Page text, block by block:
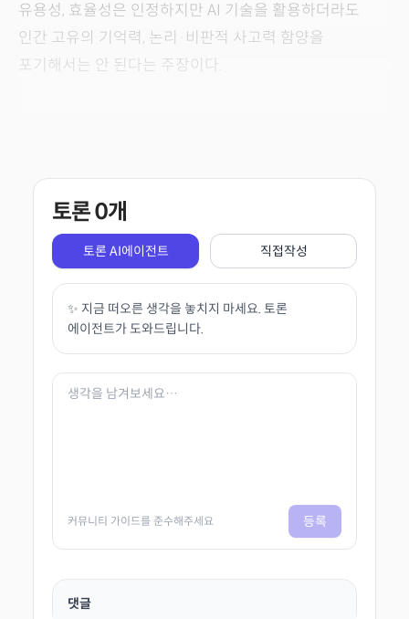
유용성, 효율성은 인정하지만 AI 기술을 활용하더라도
인간 고유의 기억력, 논리·비판적 사고력 함양을
포기해서는 안 된다는 주장이다.
토론0개
토론 AI에이전트 직접작성
✨ 지금 떠오른 생각을 놓치지 마세요. 토론
에이전트가 도와드립니다.
커뮤니티 가이드를 준수해주세요 등록
댓글